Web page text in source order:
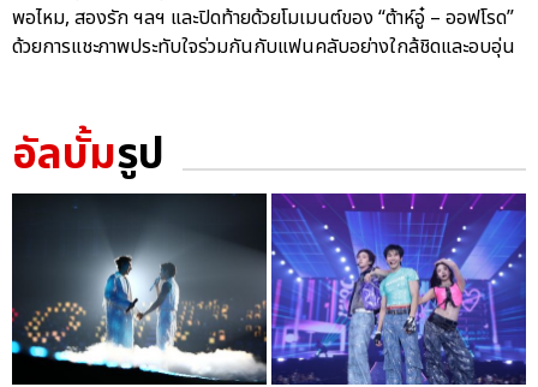
พอไหม, สองรัก ฯลฯ และปิดท้ายด้วยโมเมนต์ของ “ต้าห์อู๋ – ออฟโรด”
ด้วยการแชะภาพประทับใจร่วมกันกับแฟนคลับอย่างใกล้ชิดและอบอุ่น
อัลบั้มรูป